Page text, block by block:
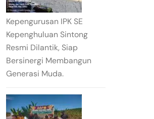
Kepengurusan IPK SE
Kepenghuluan Sintong
Resmi Dilantik, Siap
Bersinergi Membangun
Generasi Muda.